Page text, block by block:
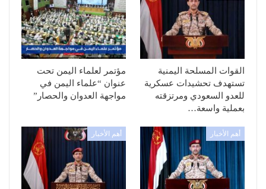
القوات المسلحة اليمنية
تستهدف تحشيدات عسكرية
للعدو السعودي ومرتزقته
بعملية واسعة…
مؤتمر لعلماء اليمن تحت
عنوان “علماء اليمن في
مواجهة العدوان والحصار”
أهم الأخبار أهم الأخبار